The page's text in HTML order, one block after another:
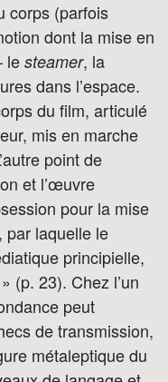
corps (parfois
dont la mise en
le steamer, la
dans l’espace.
du film, articulé
mis en marche
point de
et l’œuvre
pour la mise
laquelle le
principielle,
(p. 23). Chez l’un
peut
de transmission,
métaleptique du